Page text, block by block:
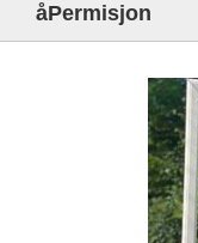
åPermisjon